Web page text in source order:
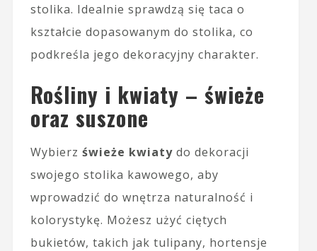
stolika. Idealnie sprawdzą się taca o
kształcie dopasowanym do stolika, co
podkreśla jego dekoracyjny charakter.
Rośliny i kwiaty – świeże
oraz suszone
Wybierz świeże kwiatydo dekoracji
swojego stolika kawowego, aby
wprowadzić do wnętrza naturalność i
kolorystykę. Możesz użyć ciętych
bukietów, takich jak tulipany, hortensje